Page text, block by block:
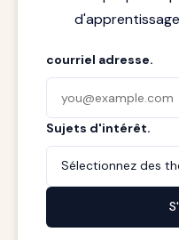
courriel adresse.
Sujets d'intérêt.
Sélectionnez des